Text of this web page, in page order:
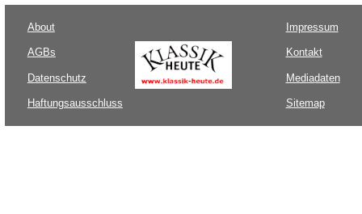
About
AGBs
Datenschutz
Haftungsausschluss
Impressum
Kontakt
Mediadaten
Sitemap